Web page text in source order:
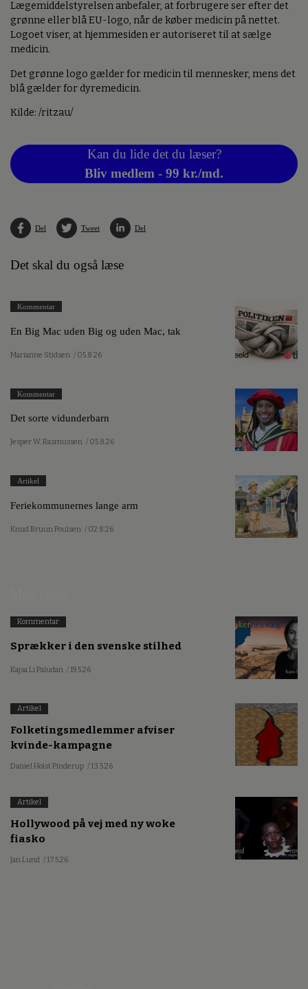
Lægemiddelstyrelsen anbefaler, at forbrugere ser efter det
grønne eller blå EU-logo, når de køber medicin på nettet.
Logoet viser, at hjemmesiden er autoriseret til at sælge
medicin.
Det grønne logo gælder for medicin til mennesker, mens det
blå gælder for dyremedicin.
Kilde: /ritzau/
Kan du lide det du læser?
Bliv medlem - 99 kr./md.
Del Tweet Del
Det skal du også læse
Kommentar
En Big Mac uden Big og uden Mac, tak
Marianne Stidsen / 05.8.26
Kommentar
Det sorte vidunderbarn
Jesper W. Rasmussen / 05.8.26
Artikel
Feriekommunernes lange arm
Knud Bruun Poulsen / 02.8.26
Kommentar
Sprækker i den svenske stilhed
Kajsa Li Paludan / 19.5.26
Artikel
Folketingsmedlemmer afviser
kvinde-kampagne
Daniel Holst Pinderup / 13.5.26
Artikel
Hollywood på vej med ny woke
fiasko
Jan Lund / 17.5.26